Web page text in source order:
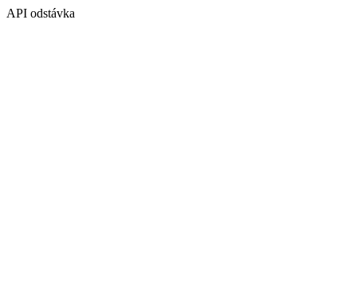
API odstávka